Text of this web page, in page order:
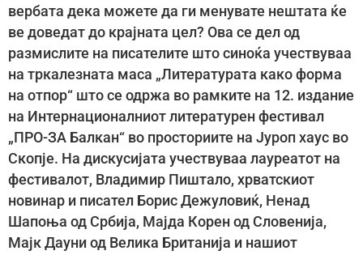
вербата дека можете да ги менувате нештата ќе
ве доведат до крајната цел? Ова се дел од
размислите на писателите што синоќа учествуваа
на тркалезната маса „Литературата како форма
на отпор“ што се одржа во рамките на 12. издание
на Интернационалниот литературен фестивал
„ПРО-ЗА Балкан“ во просториите на Јуроп хаус во
Скопје. На дискусијата учествуваа лауреатот на
фестивалот, Владимир Пиштало, хрватскиот
новинар и писател Борис Дежуловиќ, Ненад
Шапоња од Србија, Мајда Корен од Словенија,
Мајк Дауни од Велика Британија и нашиот